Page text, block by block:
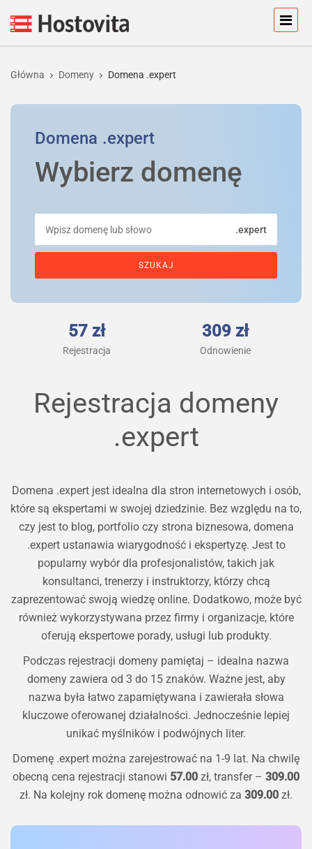
Główna Domeny Domena .expert
Domena .expert
Wybierz domenę
.expert
57 zł
Rejestracja
309 zł
Odnowienie
Rejestracja domeny
.expert
Domena .expert jest idealna dla stron internetowych i osób,
które są ekspertami w swojej dziedzinie. Bez względu na to,
czy jest to blog, portfolio czy strona biznesowa, domena
.expert ustanawia wiarygodność i ekspertyzę. Jest to
popularny wybór dla profesjonalistów, takich jak
konsultanci, trenerzy i instruktorzy, którzy chcą
zaprezentować swoją wiedzę online. Dodatkowo, może być
również wykorzystywana przez firmy i organizacje, które
oferują ekspertowe porady, usługi lub produkty.
Podczas rejestracji domeny pamiętaj – idealna nazwa
domeny zawiera od 3 do 15 znaków. Ważne jest, aby
nazwa była łatwo zapamiętywana i zawierała słowa
kluczowe oferowanej działalności. Jednocześnie lepiej
unikać myślników i podwójnych liter.
Domenę .expert można zarejestrować na 1-9 lat. Na chwilę
obecną cena rejestracji stanowi 57.00 zł, transfer – 309.00
zł. Na kolejny rok domenę można odnowić za 309.00 zł.